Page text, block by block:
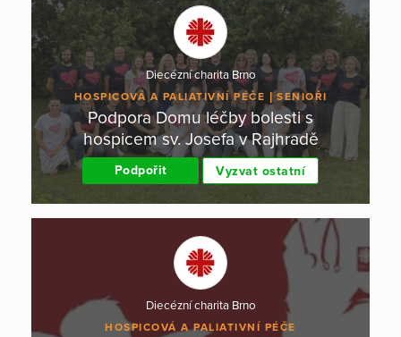
Diecézní charita Brno
HOSPICOVÁ A PALIATIVNÍ PÉČE SENIOŘI
Podpora Domu léčby bolesti s
hospicem sv. Josefa v Rajhradě
Podpořit Vyzvat ostatní
Diecézní charita Brno
HOSPICOVÁ A PALIATIVNÍ PÉČE